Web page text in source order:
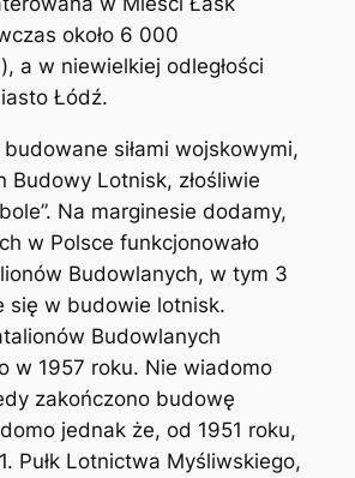
około 6 000
a w niewielkiej odległości
Łódź.
budowane siłami wojskowymi,
Budowy Lotnisk, złośliwie
Na marginesie dodamy,
w Polsce funkcjonowało
Budowlanych, w tym 3
się w budowie lotnisk.
Budowlanych
w 1957 roku. Nie wiadomo
zakończono budowę
jednak że, od 1951 roku,
Pułk Lotnictwa Myśliwskiego,